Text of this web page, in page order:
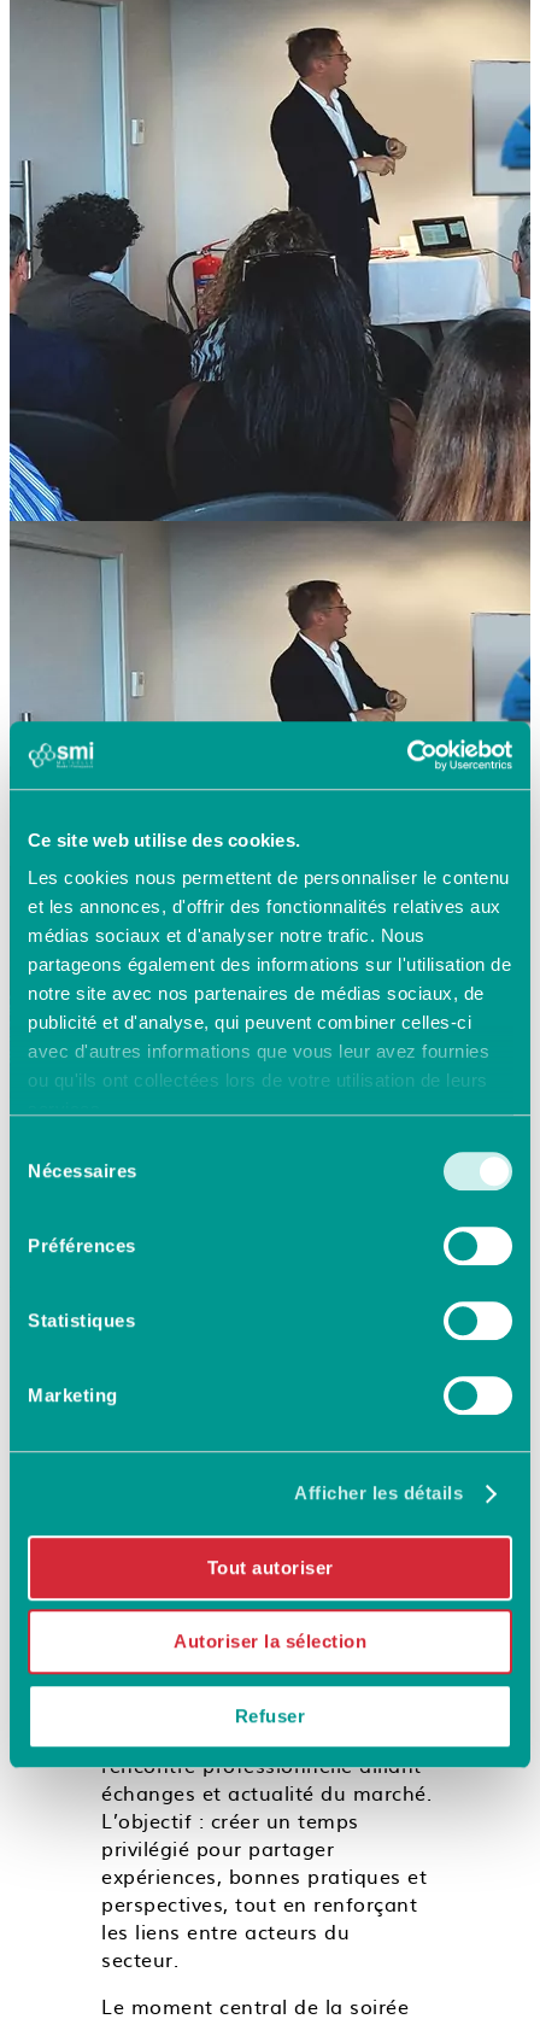
Ce site web utilise des cookies.
Les cookies nous permettent de personnaliser le contenu
et les annonces, d'offrir des fonctionnalités relatives aux
médias sociaux et d'analyser notre trafic. Nous
partageons également des informations sur l'utilisation de
notre site avec nos partenaires de médias sociaux, de
publicité et d'analyse, qui peuvent combiner celles-ci
avec d'autres informations que vous leur avez fournies
ou qu'ils ont collectées lors de votre utilisation de leurs
Nécessaires
Préférences
Statistiques
Marketing
Afficher les détails
Tout autoriser
Autoriser la sélection
Refuser
dernier, SMI a réuni une
partenaires lors d’un
afterwork organisé à
Lyon.
Dans le cadre de sa politique de
proximité avec ses partenaires,
SMI a convié une sélection de
rencontre professionnelle alliant
échanges et actualité du marché.
L’objectif : créer un temps
privilégié pour partager
expériences, bonnes pratiques et
perspectives, tout en renforçant
les liens entre acteurs du
secteur.
Le moment central de la soirée